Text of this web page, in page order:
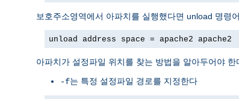
보호주소영역에서 아파치를 실행했다면 unload 명령
unload address space = apache2 apache2
아파치가 설정파일 위치를 찾는 방법을 알아두어야
-f는 특정 설정파일 경로를 지정한다